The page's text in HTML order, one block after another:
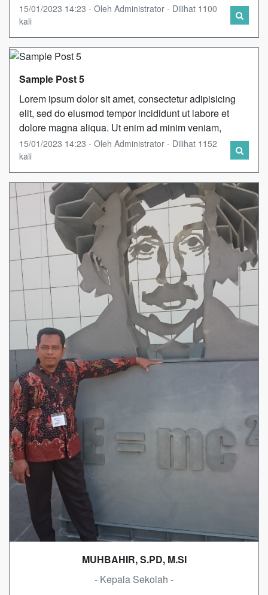
15/01/2023 14:23 - Oleh Administrator - Dilihat 1100
kali
Sample Post 5
Lorem ipsum dolor sit amet, consectetur adipisicing
elit, sed do eiusmod tempor incididunt ut labore et
dolore magna aliqua. Ut enim ad minim veniam,
15/01/2023 14:23 - Oleh Administrator - Dilihat 1152
kali
MUHBAHIR, S.PD, M.SI
- Kepala Sekolah -